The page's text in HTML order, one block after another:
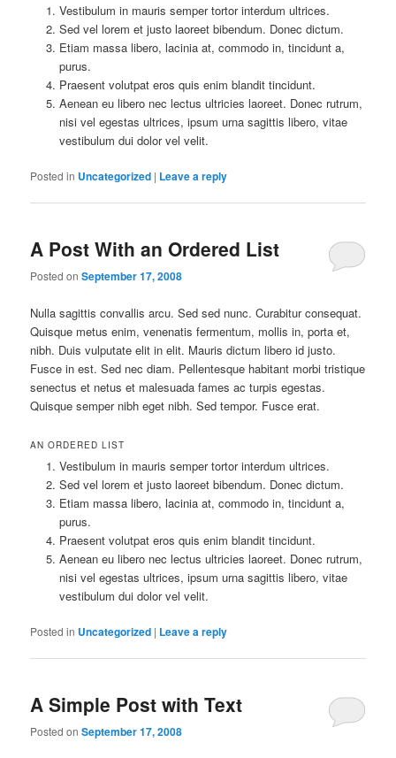
Vestibulum in mauris semper tortor interdum ultrices.
Sed vel lorem et justo laoreet bibendum. Donec dictum.
Etiam massa libero, lacinia at, commodo in, tincidunt a,
purus.
Praesent volutpat eros quis enim blandit tincidunt.
Aenean eu libero nec lectus ultricies laoreet. Donec rutrum,
nisi vel egestas ultrices, ipsum urna sagittis libero, vitae
vestibulum dui dolor vel velit.
Posted in Uncategorized | Leave a reply
A Post With an Ordered List
Posted onSeptember 17, 2008
Nulla sagittis convallis arcu. Sed sed nunc. Curabitur consequat.
Quisque metus enim, venenatis fermentum, mollis in, porta et,
nibh. Duis vulputate elit in elit. Mauris dictum libero id justo.
Fusce in est. Sed nec diam. Pellentesque habitant morbi tristique
senectus et netus et malesuada fames ac turpis egestas.
Quisque semper nibh eget nibh. Sed tempor. Fusce erat.
AN ORDERED LIST
Vestibulum in mauris semper tortor interdum ultrices.
Sed vel lorem et justo laoreet bibendum. Donec dictum.
Etiam massa libero, lacinia at, commodo in, tincidunt a,
purus.
Praesent volutpat eros quis enim blandit tincidunt.
Aenean eu libero nec lectus ultricies laoreet. Donec rutrum,
nisi vel egestas ultrices, ipsum urna sagittis libero, vitae
vestibulum dui dolor vel velit.
Posted in Uncategorized | Leave a reply
A Simple Post with Text
Posted onSeptember 17, 2008